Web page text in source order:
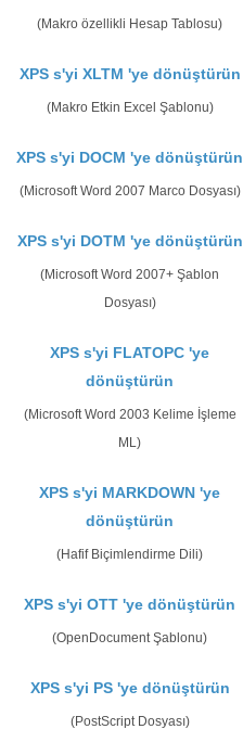
(Makro özellikli Hesap Tablosu)
XPS s'yi XLTM 'ye dönüştürün
(Makro Etkin Excel Şablonu)
XPS s'yi DOCM 'ye dönüştürün
(Microsoft Word 2007 Marco Dosyası)
XPS s'yi DOTM 'ye dönüştürün
(Microsoft Word 2007+ Şablon
Dosyası)
XPS s'yi FLATOPC 'ye
dönüştürün
(Microsoft Word 2003 Kelime İşleme
ML)
XPS s'yi MARKDOWN 'ye
dönüştürün
(Hafif Biçimlendirme Dili)
XPS s'yi OTT 'ye dönüştürün
(OpenDocument Şablonu)
XPS s'yi PS 'ye dönüştürün
(PostScript Dosyası)